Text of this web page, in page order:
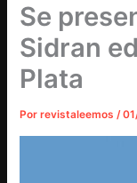
Se
Sidran
Plata
Porrevistaleemos/